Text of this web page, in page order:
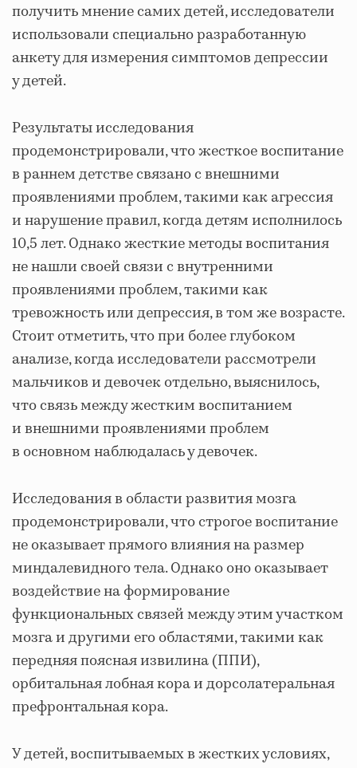
получить мнение самих детей, исследователи
использовали специально разработанную
анкету для измерения симптомов депрессии
у детей.
Результаты исследования
продемонстрировали, что жесткое воспитание
в раннем детстве связано с внешними
проявлениями проблем, такими как агрессия
и нарушение правил, когда детям исполнилось
10,5 лет. Однако жесткие методы воспитания
не нашли своей связи с внутренними
проявлениями проблем, такими как
тревожность или депрессия, в том же возрасте.
Стоит отметить, что при более глубоком
анализе, когда исследователи рассмотрели
мальчиков и девочек отдельно, выяснилось,
что связь между жестким воспитанием
и внешними проявлениями проблем
в основном наблюдалась у девочек.
Исследования в области развития мозга
продемонстрировали, что строгое воспитание
не оказывает прямого влияния на размер
миндалевидного тела. Однако оно оказывает
воздействие на формирование
функциональных связей между этим участком
мозга и другими его областями, такими как
передняя поясная извилина (ППИ),
орбитальная лобная кора и дорсолатеральная
префронтальная кора.
У детей, воспитываемых в жестких условиях,